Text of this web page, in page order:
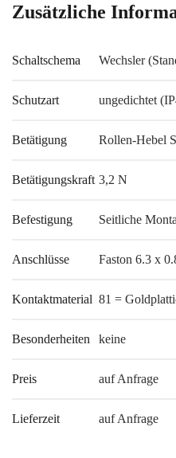
Zusätzliche
Schaltschema Wechsler
Schutzart ungedichtet
Betätigung Rollen-Hebel
Betätigungskraft 3,2 N
Befestigung Seitliche
Anschlüsse Faston 6.3 x
Kontaktmaterial 81 =
Besonderheiten keine
Preis auf Anfrage
Lieferzeit auf Anfrage